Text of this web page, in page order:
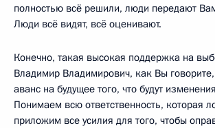
полностью всё решили, люди передают
Люди всё видят, всё оценивают.
Конечно, такая высокая поддержка на
Владимир Владимирович, как Вы
аванс на будущее того, что будут
Понимаем всю ответственность, которая
приложим все усилия для того, чтобы